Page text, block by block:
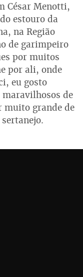
César Menotti,
estouro da
na Região
de garimpeiro
por muitos
por ali, onde
eu gosto
de
muito grande de